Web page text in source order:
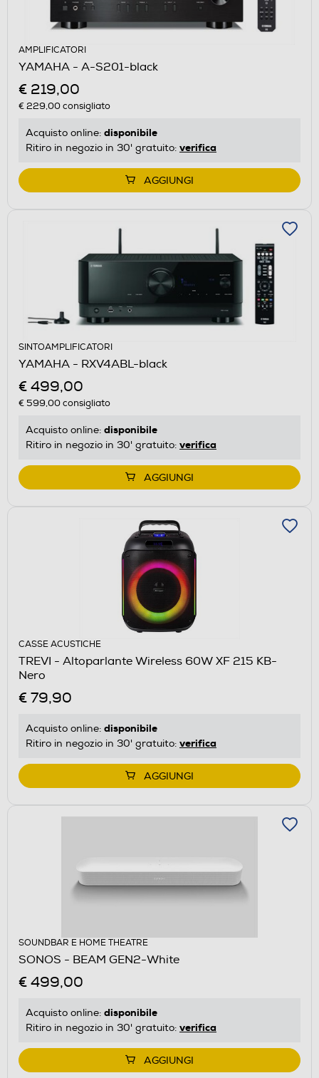
AMPLIFICATORI
YAMAHA - A-S201-black
€ 219,00
€ 229,00consigliato
Acquisto online: disponibile
Ritiro in negozio in 30' gratuito: verifica
AGGIUNGI
SINTOAMPLIFICATORI
YAMAHA - RXV4ABL-black
€ 499,00
€ 599,00consigliato
Acquisto online: disponibile
Ritiro in negozio in 30' gratuito: verifica
AGGIUNGI
CASSE ACUSTICHE
TREVI - Altoparlante Wireless 60W XF 215 KB-
Nero
€ 79,90
Acquisto online: disponibile
Ritiro in negozio in 30' gratuito: verifica
AGGIUNGI
SOUNDBAR E HOME THEATRE
SONOS - BEAM GEN2-White
€ 499,00
Acquisto online: disponibile
Ritiro in negozio in 30' gratuito: verifica
AGGIUNGI